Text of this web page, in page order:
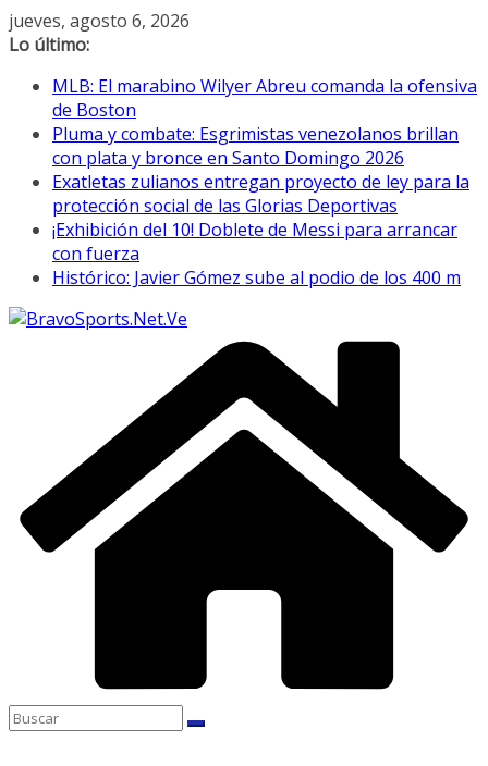
Saltar
al
jueves, agosto 6, 2026
Lo último:
MLB: El marabino Wilyer Abreu comanda la ofensiva
de Boston
Pluma y combate: Esgrimistas venezolanos brillan
con plata y bronce en Santo Domingo 2026
Exatletas zulianos entregan proyecto de ley para la
protección social de las Glorias Deportivas
¡Exhibición del 10! Doblete de Messi para arrancar
con fuerza
Histórico: Javier Gómez sube al podio de los 400 m